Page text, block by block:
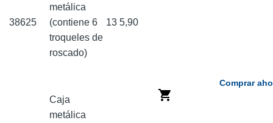
38625
metálica
(contiene 6
troqueles de
roscado)
13 5,90
Caja
metálica
Comprar